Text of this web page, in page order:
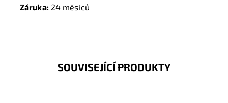
Záruka:24 měsíců
SOUVISEJÍCÍ PRODUKTY